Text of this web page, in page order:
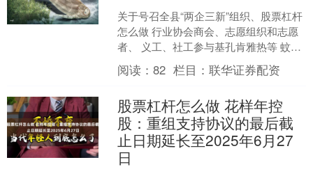
关于号召全县“两企三新”组织、股票杠杆
怎么做 行业协会商会、志愿组织和志愿
者、 义工、社工参与基孔肯雅热等 蚊媒
传染病防控工作的倡议书 近期，我县持
续高温且降水....
阅读：82 栏目：联华证券配资
股票杠杆怎么做 花样年控
股：重组支持协议的最后截
止日期延长至2025年6月27
日